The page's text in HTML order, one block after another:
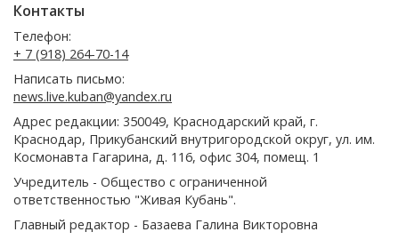
Контакты
Телефон:
+ 7 (918) 264-70-14
Написать письмо:
news.live.kuban@yandex.ru
Адрес редакции: 350049, Краснодарский край, г.
Краснодар, Прикубанский внутригородской округ, ул. им.
Космонавта Гагарина, д. 116, офис 304, помещ. 1
Учредитель - Общество с ограниченной
ответственностью "Живая Кубань".
Главный редактор - Базаева Галина Викторовна